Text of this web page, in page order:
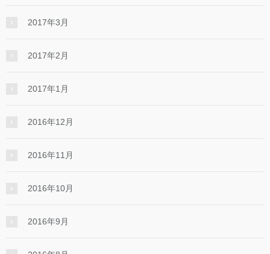
2017年3月
2017年2月
2017年1月
2016年12月
2016年11月
2016年10月
2016年9月